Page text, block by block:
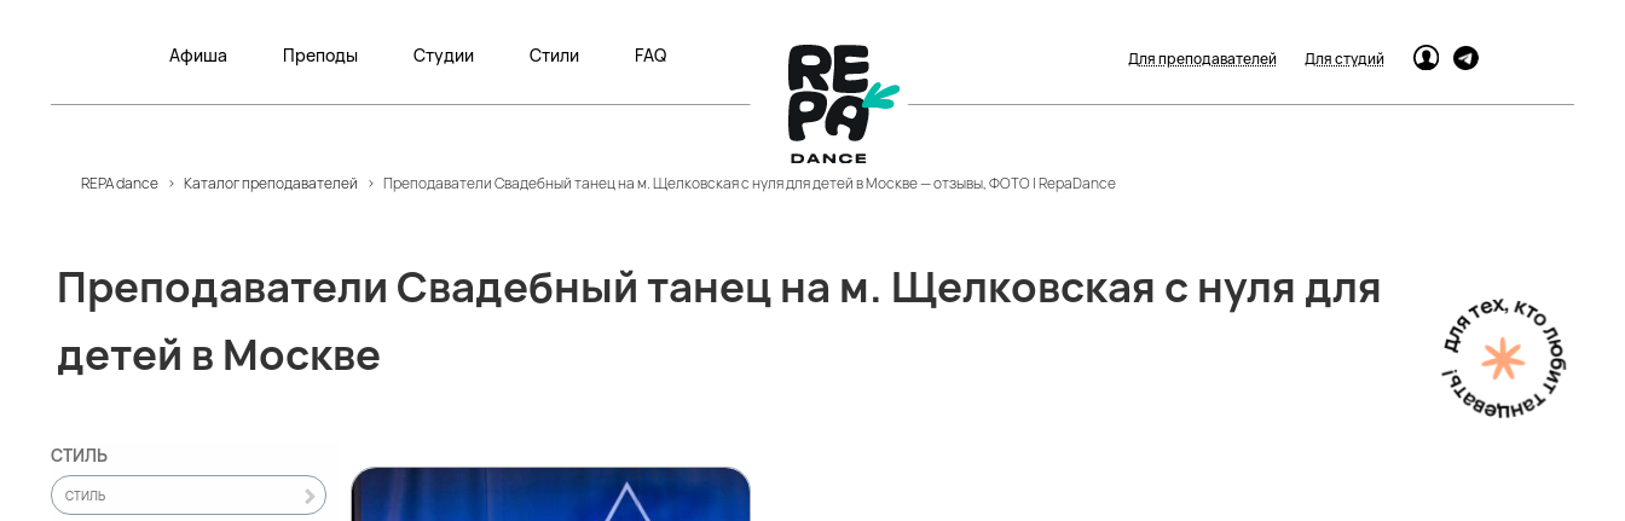
Афиша Преподы Студии Стили FAQ Для преподавателей Для студий
REPA dance > Каталог преподавателей > Преподаватели Свадебный танец на м. Щелковская с нуля для детей в Москве — отзывы, ФОТО | RepaDance
Преподаватели Свадебный танец на м. Щелковская с нуля для
детей в Москве
СТИЛЬ
СТИЛЬ